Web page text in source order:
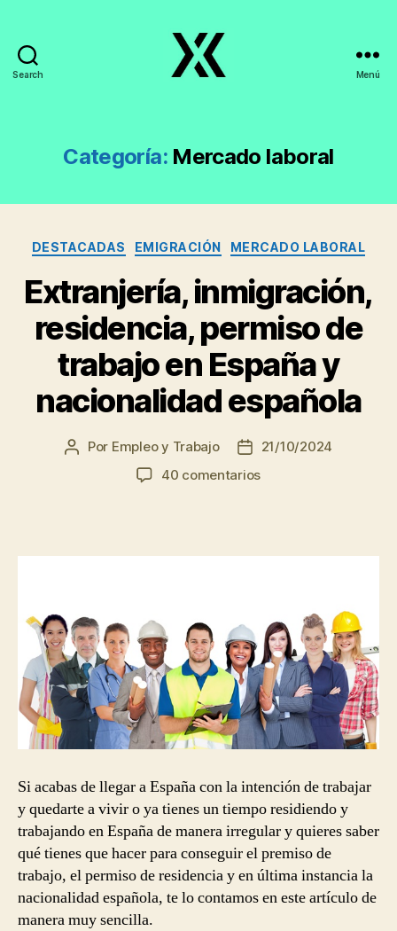
Search Menú
Categoría: Mercado laboral
Categorías
DESTACADAS EMIGRACIÓN MERCADO LABORAL
Extranjería, inmigración,
residencia, permiso de
trabajo en España y
nacionalidad española
Autor
Por Empleo y Trabajo
Fecha
de
21/10/2024
40 comentariosen
España
y
nacionalidad
española
Si acabas de llegar a España con la intención de trabajar
y quedarte a vivir o ya tienes un tiempo residiendo y
trabajando en España de manera irregular y quieres saber
qué tienes que hacer para conseguir el premiso de
trabajo, el permiso de residencia y en última instancia la
nacionalidad española, te lo contamos en este artículo de
manera muy sencilla.